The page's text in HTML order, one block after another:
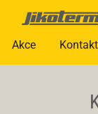
Akce
Kontakt